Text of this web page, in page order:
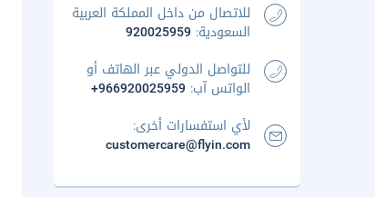
للاتصال من داخل المملكة العربية
السعودية: 920025959
للتواصل الدولي عبر الهاتف أو
الواتس آب: +966920025959
لأي استفسارات أخرى:
customercare@flyin.com